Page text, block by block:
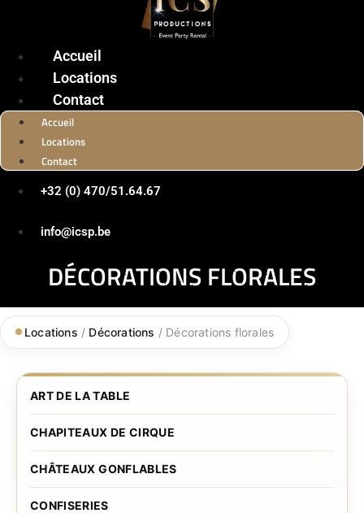
Accueil
Locations
Contact
Accueil
Locations
Contact
+32 (0) 470/51.64.67
info@icsp.be
DÉCORATIONS FLORALES
Locations / Décorations / Décorations florales
ART DE LA TABLE
CHAPITEAUX DE CIRQUE
CHÂTEAUX GONFLABLES
CONFISERIES